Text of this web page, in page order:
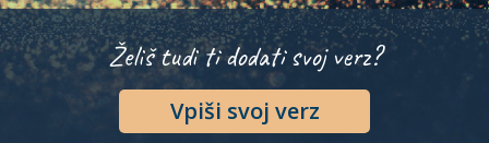
Želiš tudi ti dodati svoj verz?
Vpiši svoj verz